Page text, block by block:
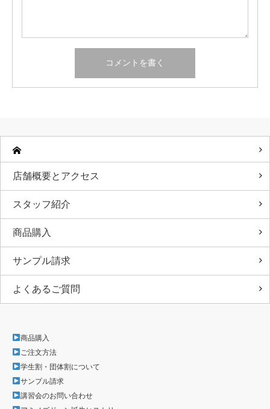
店舗概要とアクセス
スタッフ紹介
商品購入
サンプル請求
よくあるご質問
商品購入
ご注文方法
学生割・団体割について
サンプル請求
講習会のお問い合わせ